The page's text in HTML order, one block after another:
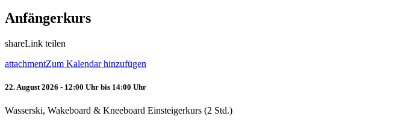
Anfängerkurs
shareLink teilen
attachmentZum Kalendar hinzufügen
22. August 2026 - 12:00 Uhr bis 14:00 Uhr
Wasserski, Wakeboard & Kneeboard Einsteigerkurs (2 Std.)